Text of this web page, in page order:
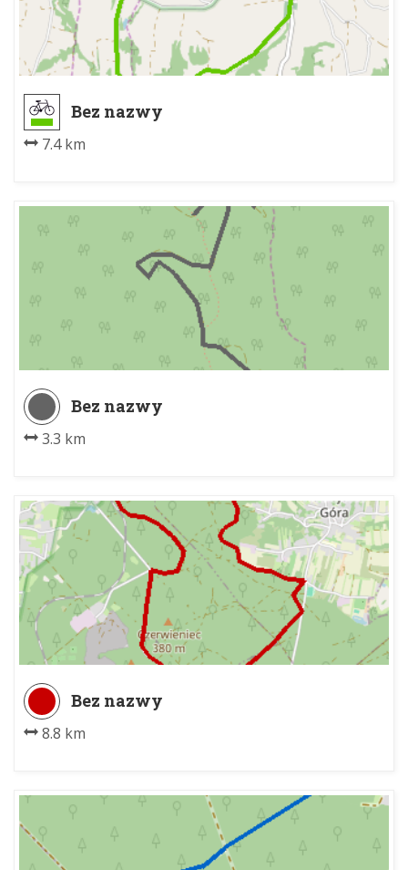
Bez nazwy
7.4 km
Bez nazwy
3.3 km
Bez nazwy
8.8 km